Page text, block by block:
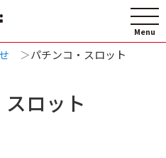
パチンコ・スロット
ロット